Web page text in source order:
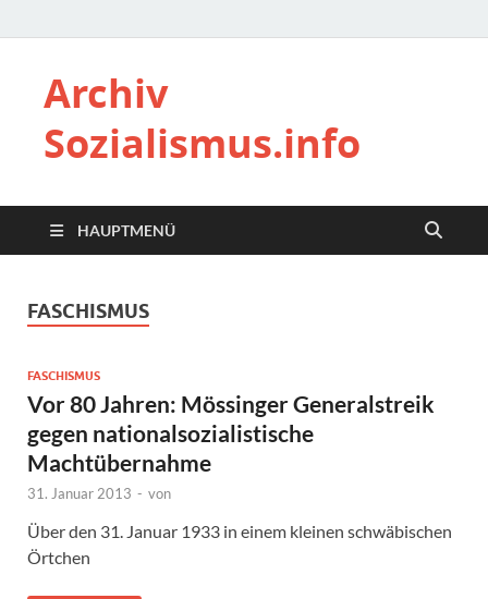
Archiv
Sozialismus.info
HAUPTMENÜ
FASCHISMUS
FASCHISMUS
Vor 80 Jahren: Mössinger Generalstreik
gegen nationalsozialistische
Machtübernahme
31. Januar 2013 - von
Über den 31. Januar 1933 in einem kleinen schwäbischen
Örtchen